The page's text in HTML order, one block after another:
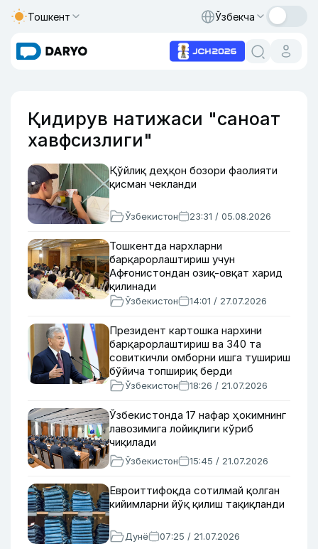
Тошкент Ўзбекча
Қидирув натижаси "саноат
хавфсизлиги"
Қўйлиқ деҳқон бозори фаолияти
қисман чекланди
Ўзбекистон 23:31 / 05.08.2026
Тошкентда нархларни
барқарорлаштириш учун
Афғонистондан озиқ-овқат харид
қилинади
Ўзбекистон 14:01 / 27.07.2026
Президент картошка нархини
барқарорлаштириш ва 340 та
совиткичли омборни ишга тушириш
бўйича топшириқ берди
Ўзбекистон 18:26 / 21.07.2026
Ўзбекистонда 17 нафар ҳокимнинг
лавозимига лойиқлиги кўриб
чиқилади
Ўзбекистон 15:45 / 21.07.2026
Евроиттифоқда сотилмай қолган
кийимларни йўқ қилиш тақиқланди
Дунё 07:25 / 21.07.2026